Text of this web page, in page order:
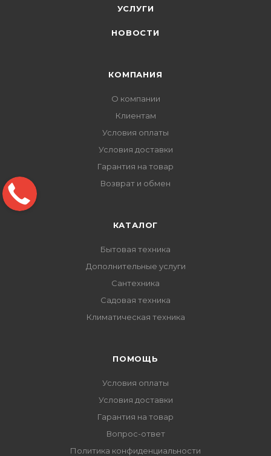
УСЛУГИ
НОВОСТИ
КОМПАНИЯ
О компании
Клиентам
Условия оплаты
Условия доставки
Гарантия на товар
Возврат и обмен
КАТАЛОГ
Бытовая техника
Дополнительные услуги
Сантехника
Садовая техника
Климатическая техника
ПОМОЩЬ
Условия оплаты
Условия доставки
Гарантия на товар
Вопрос-ответ
Политика конфиденциальности